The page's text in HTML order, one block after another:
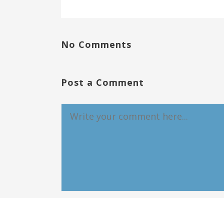
No Comments
Post a Comment